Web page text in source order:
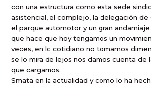
con una estructura como esta sede
asistencial, el complejo, la delegación de
el parque automotor y un gran
que hace que hoy tengamos un
veces, en lo cotidiano no tomamos
se lo mira de lejos nos damos cuenta de
que cargamos.
Smata en la actualidad y como lo ha